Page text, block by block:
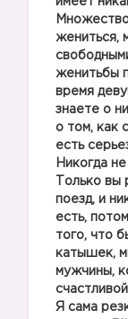
жениться,
женитьбы
время
знаете о
о том, как
есть
Никогда
Только вы
поезд, и
есть,
того, что
катышек,
мужчины,
Я сама